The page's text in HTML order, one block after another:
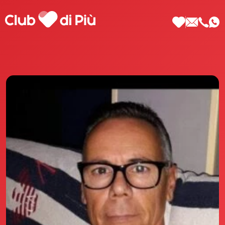
Scopri Club di Più
Le testimonianze Club di Più
La fondatrice Valeria Pilla
Annunci Donne
Agenzia matrimoniale Club di Più
Love Notebook